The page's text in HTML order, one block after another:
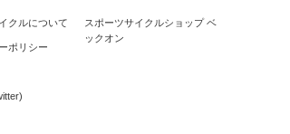
R250だから使いやすさは折り紙付き！ク
ロスベルト付きサコッシュ
クルについて
ポリシー
スポーツサイクルショップ ベ
ックオン